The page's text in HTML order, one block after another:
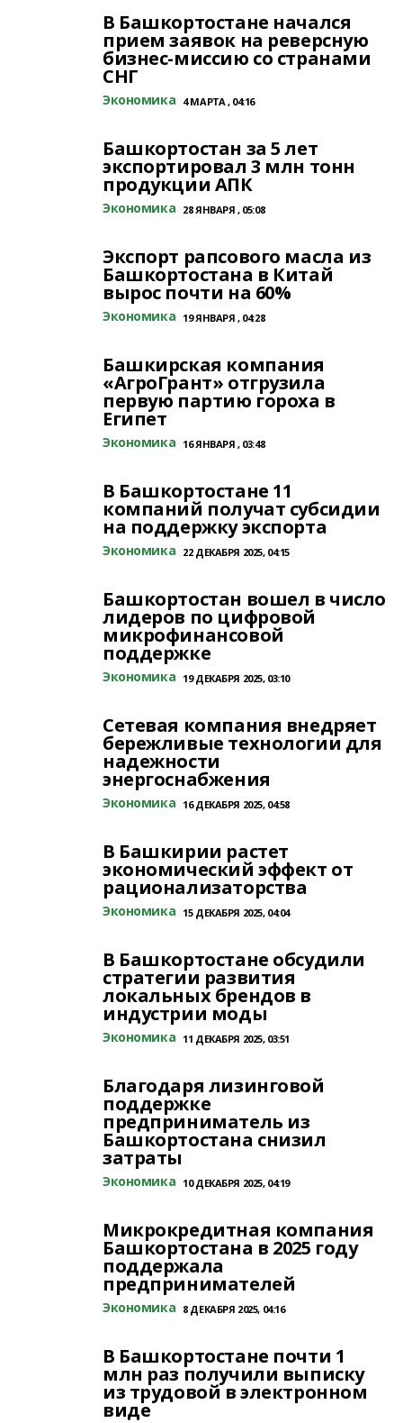
В Башкортостане начался
прием заявок на реверсную
бизнес-миссию со странами
СНГ
Экономика 4 МАРТА , 04:16
Башкортостан за 5 лет
экспортировал 3 млн тонн
продукции АПК
Экономика 28 ЯНВАРЯ , 05:08
Экспорт рапсового масла из
Башкортостана в Китай
вырос почти на 60%
Экономика 19 ЯНВАРЯ , 04:28
Башкирская компания
«АгроГрант» отгрузила
первую партию гороха в
Египет
Экономика 16 ЯНВАРЯ , 03:48
В Башкортостане 11
компаний получат субсидии
на поддержку экспорта
Экономика 22 ДЕКАБРЯ 2025, 04:15
Башкортостан вошел в число
лидеров по цифровой
микрофинансовой
поддержке
Экономика 19 ДЕКАБРЯ 2025, 03:10
Сетевая компания внедряет
бережливые технологии для
надежности
энергоснабжения
Экономика 16 ДЕКАБРЯ 2025, 04:58
В Башкирии растет
экономический эффект от
рационализаторства
Экономика 15 ДЕКАБРЯ 2025, 04:04
В Башкортостане обсудили
стратегии развития
локальных брендов в
индустрии моды
Экономика 11 ДЕКАБРЯ 2025, 03:51
Благодаря лизинговой
поддержке
предприниматель из
Башкортостана снизил
затраты
Экономика 10 ДЕКАБРЯ 2025, 04:19
Микрокредитная компания
Башкортостана в 2025 году
поддержала
предпринимателей
Экономика 8 ДЕКАБРЯ 2025, 04:16
В Башкортостане почти 1
млн раз получили выписку
из трудовой в электронном
виде